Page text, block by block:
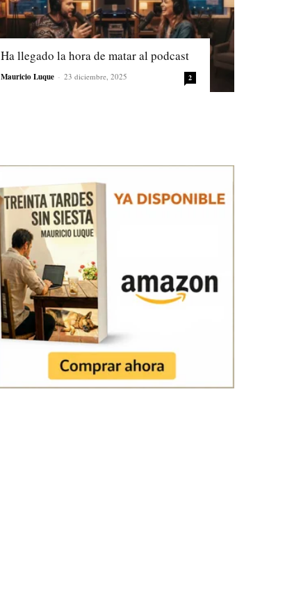
Ha llegado la hora de matar al podcast
Mauricio Luque - 23 diciembre, 2025 2